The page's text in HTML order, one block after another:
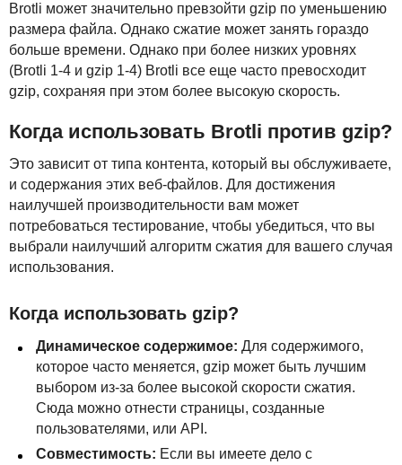
Brotli может значительно превзойти gzip по уменьшению
размера файла. Однако сжатие может занять гораздо
больше времени. Однако при более низких уровнях
(Brotli 1-4 и gzip 1-4) Brotli все еще часто превосходит
gzip, сохраняя при этом более высокую скорость.
Когда использовать Brotli против gzip?
Это зависит от типа контента, который вы обслуживаете,
и содержания этих веб-файлов. Для достижения
наилучшей производительности вам может
потребоваться тестирование, чтобы убедиться, что вы
выбрали наилучший алгоритм сжатия для вашего случая
использования.
Когда использовать gzip?
Динамическое содержимое: Для содержимого,
которое часто меняется, gzip может быть лучшим
выбором из-за более высокой скорости сжатия.
Сюда можно отнести страницы, созданные
пользователями, или API .
Совместимость: Если вы имеете дело с